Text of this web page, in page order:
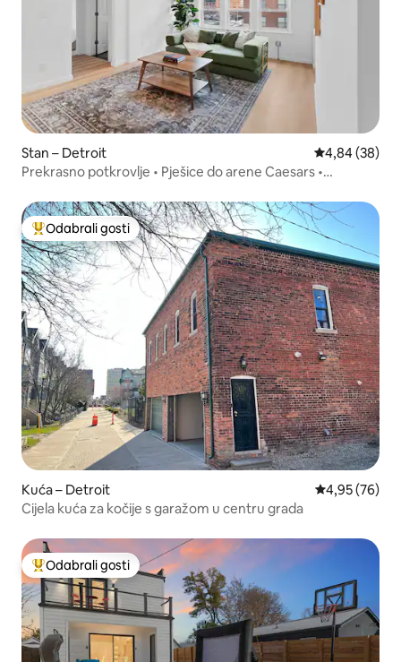
Stan – Detroit Prosječna
4,84 (38)
Prekrasno potkrovlje • Pješice do arene Caesars •
Među najviše rangiranima s oznakom „Odabrali gosti”
Odabrali gosti
Kuća – Detroit Prosječna
4,95 (76)
Cijela kuća za kočije s garažom u centru grada
Među najviše rangiranima s oznakom „Odabrali gosti”
Odabrali gosti